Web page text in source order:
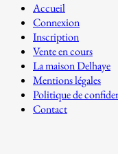
Accueil
Connexion
Inscription
Vente en cours
La maison Delhaye
Mentions légales
Politique de
Contact